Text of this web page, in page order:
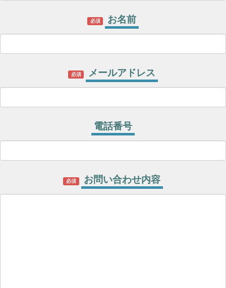
必須 お名前
必須 メールアドレス
電話番号
必須 お問い合わせ内容